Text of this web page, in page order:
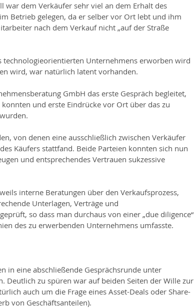
war dem Verkäufer sehr viel an dem Erhalt des
Betrieb gelegen, da er selber vor Ort lebt und ihm
nach dem Verkauf nicht „auf der Straße
technologieorientierten Unternehmens erworben wird
wird, war natürlich latent vorhanden.
GmbH das erste Gespräch begleitet,
und erste Eindrücke vor Ort über das zu
von denen eine ausschließlich zwischen Verkäufer
Käufers stattfand. Beide Parteien konnten sich nun
und entsprechendes Vertrauen sukzessive
interne Beratungen über den Verkaufsprozess,
Unterlagen, Verträge und
so dass man durchaus von einer „due diligence“
des zu erwerbenden Unternehmens umfasste.
in eine abschließende Gesprächsrunde unter
Deutlich zu spüren war auf beiden Seiten der Wille zur
auch um die Frage eines Asset-Deals oder Share-
von Geschäftsanteilen).